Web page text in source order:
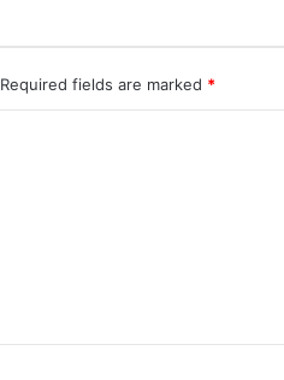
Required fields are marked *